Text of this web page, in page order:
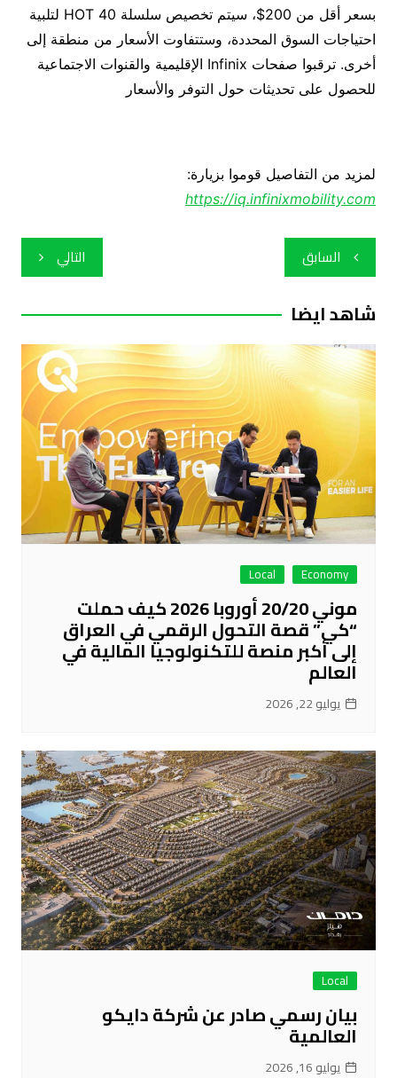
بسعر أقل من 200$، سيتم تخصيص سلسلة HOT 40 لتلبية
احتياجات السوق المحددة، وستتفاوت الأسعار من منطقة إلى
أخرى. ترقبوا صفحات Infinix الإقليمية والقنوات الاجتماعية
للحصول على تحديثات حول التوفر والأسعار
لمزيد من التفاصيل قوموا بزيارة:
https://iq.infinixmobility.com
تصفّح
المقالات
السابق التالي
شاهد ايضا
Economy
Local
موني 20/20 أوروبا 2026 كيف حملت
“كي” قصة التحول الرقمي في العراق
إلى أكبر منصة للتكنولوجيا المالية في
العالم
يوليو 22, 2026
Local
بيان رسمي صادر عن شركة دايكو
العالمية
يوليو 16, 2026